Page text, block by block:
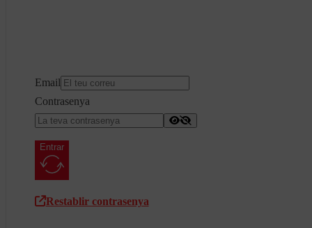
Email
Contrasenya
Entrar
Restablir contrasenya